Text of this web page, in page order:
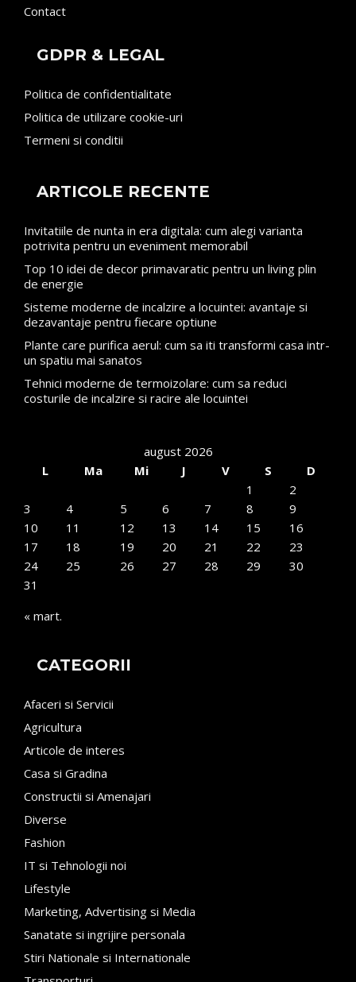
Contact
GDPR & LEGAL
Politica de confidentialitate
Politica de utilizare cookie-uri
Termeni si conditii
ARTICOLE RECENTE
Invitatiile de nunta in era digitala: cum alegi varianta
potrivita pentru un eveniment memorabil
Top 10 idei de decor primavaratic pentru un living plin
de energie
Sisteme moderne de incalzire a locuintei: avantaje si
dezavantaje pentru fiecare optiune
Plante care purifica aerul: cum sa iti transformi casa intr-
un spatiu mai sanatos
Tehnici moderne de termoizolare: cum sa reduci
costurile de incalzire si racire ale locuintei
august 2026
L
Ma Mi J V S
D
1
2
3
4 5 6 7 8
9
10
11 12 13 14 15
16
17
18 19 20 21 22
23
24
25 26 27 28 29
30
31
« mart.
CATEGORII
Afaceri si Servicii
Agricultura
Articole de interes
Casa si Gradina
Constructii si Amenajari
Diverse
Fashion
IT si Tehnologii noi
Lifestyle
Marketing, Advertising si Media
Sanatate si ingrijire personala
Stiri Nationale si Internationale